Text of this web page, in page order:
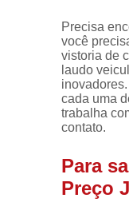
Precisa
você
vistoria de
laudo
cada uma
trabalha
contato.
Para
Preço